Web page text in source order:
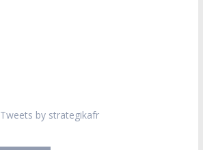
Tweets by strategikafr